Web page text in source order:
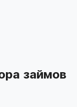
займов